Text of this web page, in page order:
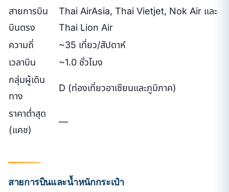
สายการบิน
บินตรง
Thai AirAsia, Thai Vietjet, Nok Air และ
Thai Lion Air
ความถี่
~35 เที่ยว/สัปดาห์
เวลาบิน
~1.0 ชั่วโมง
กลุ่มผู้เดิน
ทาง
D (ท่องเที่ยวอาเซียนและภูมิภาค)
ราคาต่ำสุด
(แคช)
—
สายการบินและน้ำหนักกระเป๋า